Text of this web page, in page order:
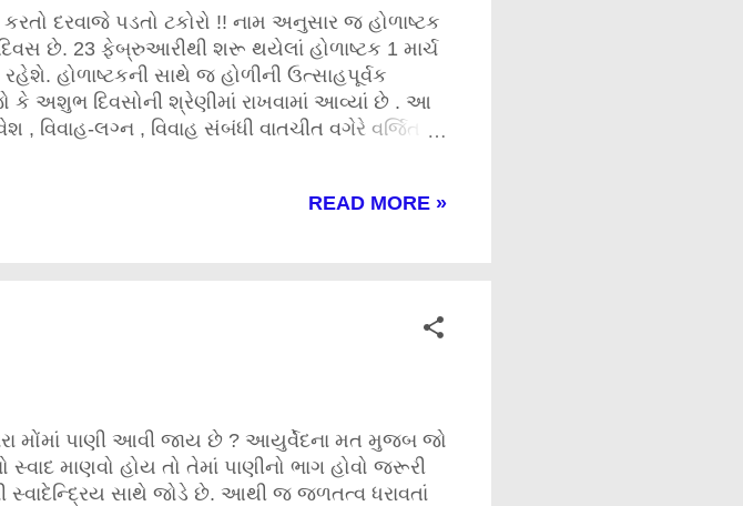
દરવાજે પડતો ટકોરો !! નામ અનુસાર જ હોળાષ્ટક
છે. 23 ફેબ્રુઆરીથી શરૂ થયેલાં હોળાષ્ટક 1 માર્ચ
હોળાષ્ટકની સાથે જ હોળીની ઉત્સાહપૂર્વક
અશુભ દિવસોની શ્રેણીમાં રાખવામાં આવ્યાં છે . આ
, વિવાહ-લગ્ન , વિવાહ સંબંધી વાતચીત વગેરે વર્જિત છે.
, દ્વાદશીના ગુરુ , ત્રયોદશીના બુધ , ચતુર્દશીના
READ MORE »
મોંમાં પાણી આવી જાય છે ? આયુર્વેદના મત મુજબ જો
માણવો હોય તો તેમાં પાણીનો ભાગ હોવો જરૂરી
સ્વાદેન્દ્રિય સાથે જોડે છે. આથી જ જળતત્વ ધરાવતાં